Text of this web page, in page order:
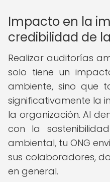
Impacto en la
credibilidad de
Realizar auditorías
solo tiene un
ambiente, sino que
significativamente la
la organización. Al
con la
ambiental, tu ONG
sus colaboradores,
en general.